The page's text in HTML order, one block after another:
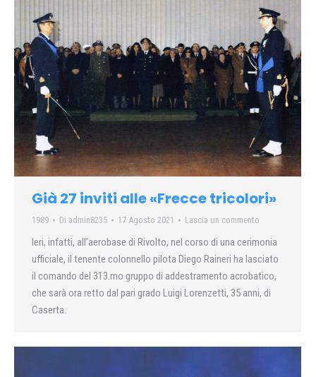
Già 27 inviti alle «Frecce tricolori»
1989 Di admin8235 17 Agosto 2021 Lascia un commento
Ieri, infatti, all’aerobase di Rivolto, nel corso di una cerimonia
ufficiale, il tenente colonnello pilota Diego Raineri ha lasciato
il comando del 313.mo gruppo di addestramento acrobatico,
che sarà ora retto dal pari grado Luigi Lorenzetti, 35 anni, di
Caserta.